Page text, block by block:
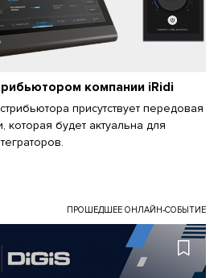
компании iRidi
присутствует передовая
которая будет актуальна для
ПРОШЕДШЕЕ ОНЛАЙН-СОБЫТИЕ